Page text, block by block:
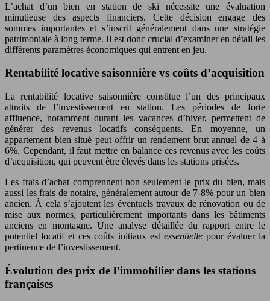
L’achat d’un bien en station de ski nécessite une évaluation
minutieuse des aspects financiers. Cette décision engage des
sommes importantes et s’inscrit généralement dans une stratégie
patrimoniale à long terme. Il est donc crucial d’examiner en détail les
différents paramètres économiques qui entrent en jeu.
Rentabilité locative saisonnière vs coûts d’acquisition
La rentabilité locative saisonnière constitue l’un des principaux
attraits de l’investissement en station. Les périodes de forte
affluence, notamment durant les vacances d’hiver, permettent de
générer des revenus locatifs conséquents. En moyenne, un
appartement bien situé peut offrir un rendement brut annuel de 4 à
6%. Cependant, il faut mettre en balance ces revenus avec les coûts
d’acquisition, qui peuvent être élevés dans les stations prisées.
Les frais d’achat comprennent non seulement le prix du bien, mais
aussi les frais de notaire, généralement autour de 7-8% pour un bien
ancien. À cela s’ajoutent les éventuels travaux de rénovation ou de
mise aux normes, particulièrement importants dans les bâtiments
anciens en montagne. Une analyse détaillée du rapport entre le
potentiel locatif et ces coûts initiaux est essentielle pour évaluer la
pertinence de l’investissement.
Évolution des prix de l’immobilier dans les stations
françaises